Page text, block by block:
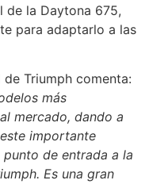
de la Daytona 675,
para adaptarlo a las
Triumph comenta:
más
mercado, dando a
importante
de entrada a la
Es una gran